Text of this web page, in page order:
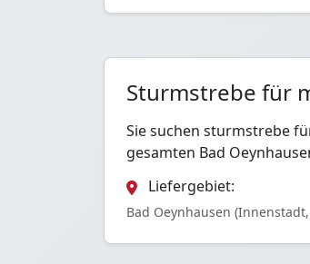
Sturmstrebe für
Sie suchen sturmstrebe
gesamten Bad
Liefergebiet:
Bad Oeynhausen